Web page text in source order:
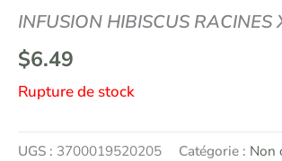
INFUSION HIBISCUS RACINES
$6.49
Rupture de stock
UGS : 3700019520205 Catégorie : Non